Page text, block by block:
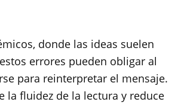
donde las ideas suelen
errores pueden obligar al
para reinterpretar el mensaje.
la fluidez de la lectura y reduce